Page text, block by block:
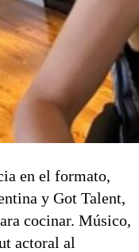
en el formato,
y Got Talent,
cocinar. Músico,
actoral al